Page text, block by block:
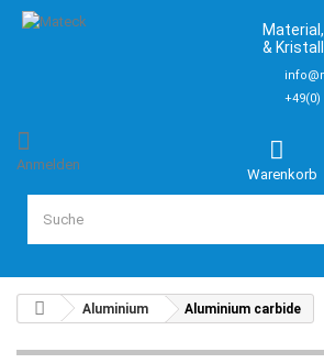
&
+49(0)
Warenkorb
Anmelden
Aluminium Aluminium carbide